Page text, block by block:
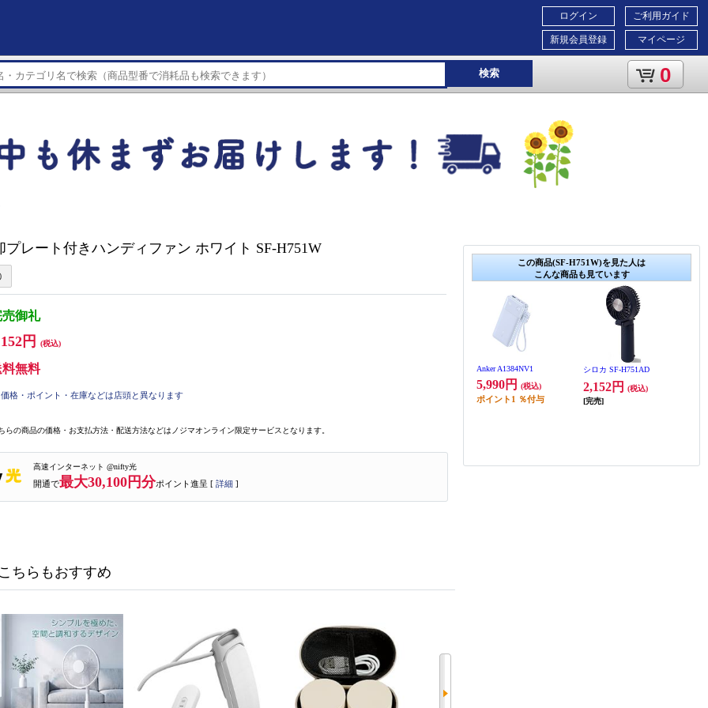
ご利用ガイド
マイページ
ログイン
新規会員登録
検索 0
この商品(SF-H751W)を見た人は
こんな商品も見ています
Anker A1384NV1
5,990円 (税込)
ポイント 1 ％付与
シロカ SF-H751AD
2,152円
(税込)
[完売]
プレート付きハンディファン ホワイト SF-H751W
売御礼
円 (税込)
料無料
価格・ポイント・在庫などは店頭と異なります
らの商品の価格・お支払方法・配送方法などはノジマオンライン限定サービスとなります。
高速インターネット @nifty光
開通で最大30,100円分ポイント進呈 [ 詳細 ]
ちらもおすすめ